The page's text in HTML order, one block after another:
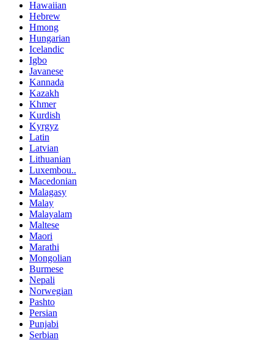
Hawaiian
Hebrew
Hmong
Hungarian
Icelandic
Igbo
Javanese
Kannada
Kazakh
Khmer
Kurdish
Kyrgyz
Latin
Latvian
Lithuanian
Luxembou..
Macedonian
Malagasy
Malay
Malayalam
Maltese
Maori
Marathi
Mongolian
Burmese
Nepali
Norwegian
Pashto
Persian
Punjabi
Serbian